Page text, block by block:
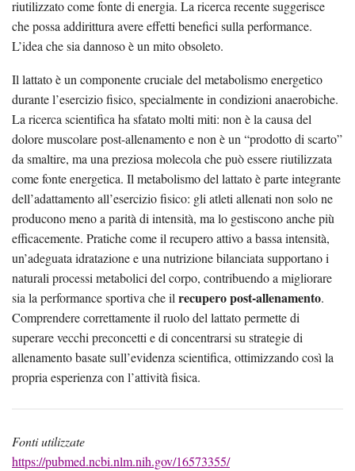
riutilizzato come fonte di energia. La ricerca recente suggerisce
che possa addirittura avere effetti benefici sulla performance.
L’idea che sia dannoso è un mito obsoleto.
Il lattato è un componente cruciale del metabolismo energetico
durante l’esercizio fisico, specialmente in condizioni anaerobiche.
La ricerca scientifica ha sfatato molti miti: non è la causa del
dolore muscolare post-allenamento e non è un “prodotto di scarto”
da smaltire, ma una preziosa molecola che può essere riutilizzata
come fonte energetica. Il metabolismo del lattato è parte integrante
dell’adattamento all’esercizio fisico: gli atleti allenati non solo ne
producono meno a parità di intensità, ma lo gestiscono anche più
efficacemente. Pratiche come il recupero attivo a bassa intensità,
un’adeguata idratazione e una nutrizione bilanciata supportano i
naturali processi metabolici del corpo, contribuendo a migliorare
sia la performance sportiva che ilrecupero post-allenamento.
Comprendere correttamente il ruolo del lattato permette di
superare vecchi preconcetti e di concentrarsi su strategie di
allenamento basate sull’evidenza scientifica, ottimizzando così la
propria esperienza con l’attività fisica.
Fonti utilizzate
https://pubmed.ncbi.nlm.nih.gov/16573355/